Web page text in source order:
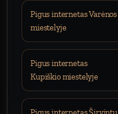
Pigus internetas Varėnos
miestelyje
Pigus internetas
Kupiškio miestelyje